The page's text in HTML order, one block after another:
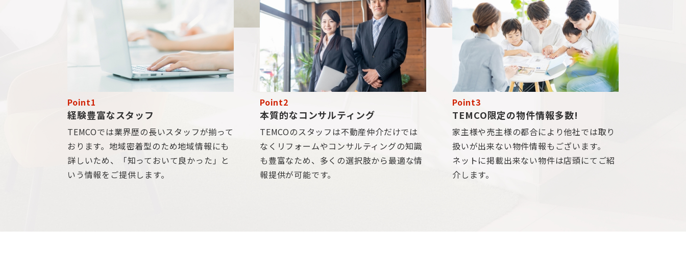
Point1
経験豊富なスタッフ
TEMCOでは業界歴の長いスタッフが揃って
おります。地域密着型のため地域情報にも
詳しいため、「知っておいて良かった」と
いう情報をご提供します。
Point2
本質的なコンサルティング
TEMCOのスタッフは不動産仲介だけでは
なくリフォームやコンサルティングの知識
も豊富なため、多くの選択肢から最適な情
報提供が可能です。
Point3
TEMCO限定の物件情報多数!
家主様や売主様の都合により他社では取り
扱いが出来ない物件情報もございます。
ネットに掲載出来ない物件は店頭にてご紹
介します。